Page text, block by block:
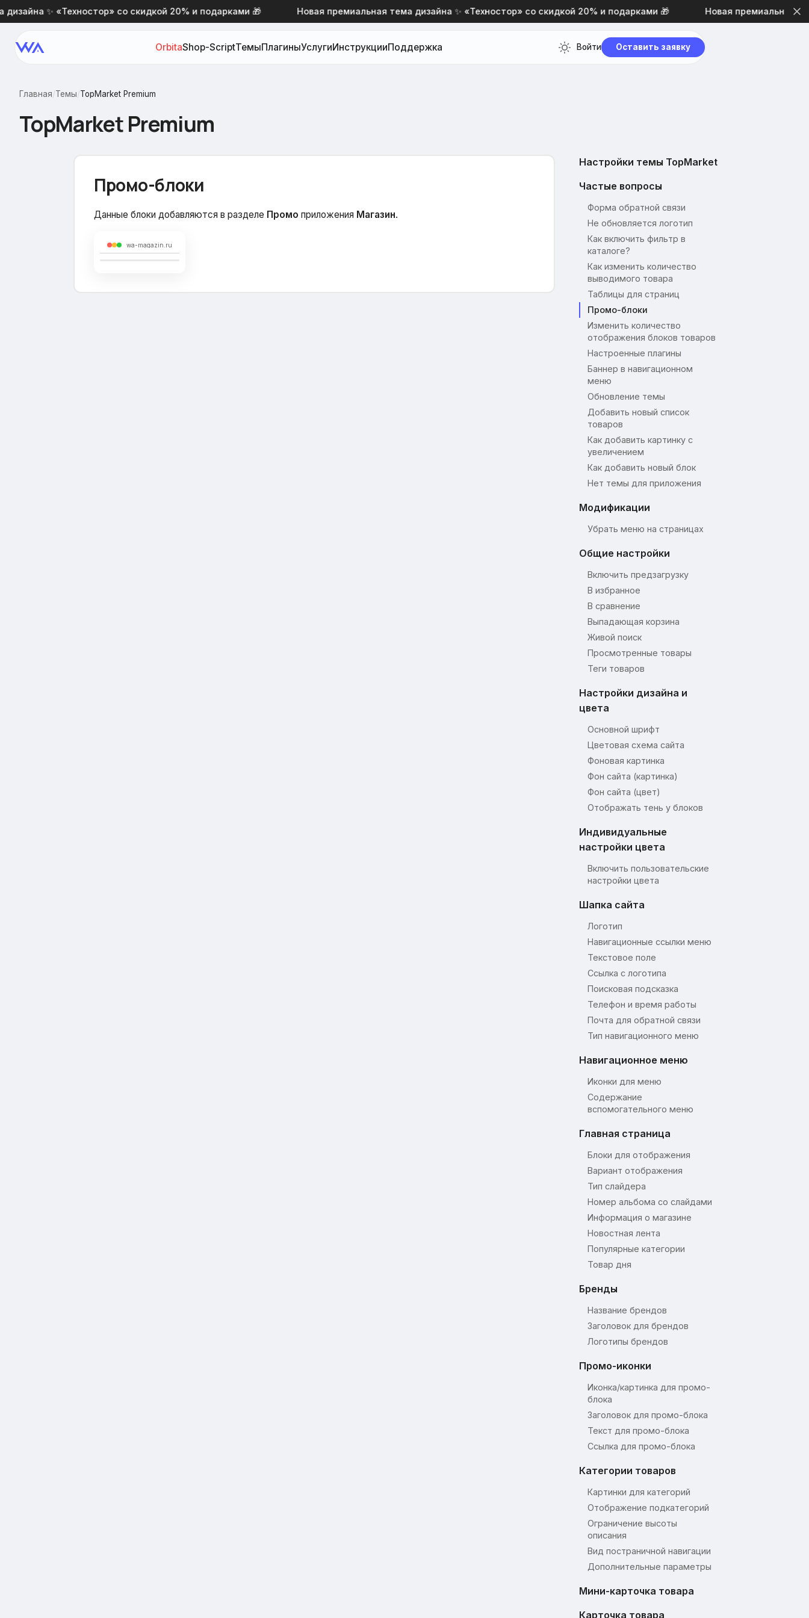
✨ «Техностор» со скидкой 20% и подарками 🎁 Новая премиальная тема дизайна ✨ «Техностор» со скидкой 20% и подарками 🎁 Новая премиальная тема
OrbitaShop-ScriptТемыПлагиныУслугиИнструкцииПоддержка Войти Оставить заявку
Главная/Темы/TopMarket Premium
TopMarket Premium
Настройки темы TopMarket
Частые вопросы
Форма обратной связи
Не обновляется логотип
Как включить фильтр в
каталоге?
Как изменить количество
выводимого товара
Таблицы для страниц
Промо-блоки
Изменить количество
отображения блоков товаров
Настроенные плагины
Баннер в навигационном
меню
Обновление темы
Добавить новый список
товаров
Как добавить картинку с
увеличением
Как добавить новый блок
Нет темы для приложения
Модификации
Убрать меню на страницах
Общие настройки
Включить предзагрузку
В избранное
В сравнение
Выпадающая корзина
Живой поиск
Просмотренные товары
Теги товаров
Настройки дизайна и
цвета
Основной шрифт
Цветовая схема сайта
Фоновая картинка
Фон сайта (картинка)
Фон сайта (цвет)
Отображать тень у блоков
Индивидуальные
настройки цвета
Включить пользовательские
настройки цвета
Шапка сайта
Логотип
Навигационные ссылки меню
Текстовое поле
Ссылка с логотипа
Поисковая подсказка
Телефон и время работы
Почта для обратной связи
Тип навигационного меню
Навигационное меню
Иконки для меню
Содержание
вспомогательного меню
Главная страница
Блоки для отображения
Вариант отображения
Тип слайдера
Номер альбома со слайдами
Информация о магазине
Новостная лента
Популярные категории
Товар дня
Бренды
Название брендов
Заголовок для брендов
Логотипы брендов
Промо-иконки
Иконка/картинка для промо-
блока
Заголовок для промо-блока
Текст для промо-блока
Ссылка для промо-блока
Категории товаров
Картинки для категорий
Отображение подкатегорий
Ограничение высоты
описания
Вид постраничной навигации
Дополнительные параметры
Мини-карточка товара
Карточка товара
Промо-блоки
Данные блоки добавляются в разделе Промо приложения Магазин.
wa-magazin.ru